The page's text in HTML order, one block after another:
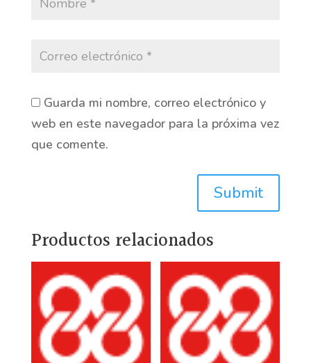
Guarda mi nombre, correo electrónico y
web en este navegador para la próxima vez
que comente.
Submit
Productos relacionados